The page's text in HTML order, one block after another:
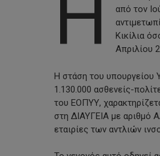
Hit enter to search or
Η
από τον
Κικίλια
Απριλίου
H στάση του υπουργείου
1.130.000 ασθενείς-
του ΕΟΠΥΥ,
στη ΔΙΑΥΓΕΙΑ με αριθμό
εταιρίες των αντλιών